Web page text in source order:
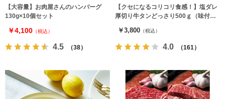
【大容量】お肉屋さんのハンバーグ
130g×10個セット
￥4,100 （税込）
4.5 （38）
【クセになるコリコリ食感！】塩ダレ
厚切り牛タンどっさり500ｇ（味付
￥3,800 （税込）
4.0 （161）